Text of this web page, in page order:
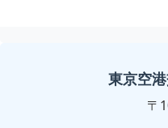
東京空
〒